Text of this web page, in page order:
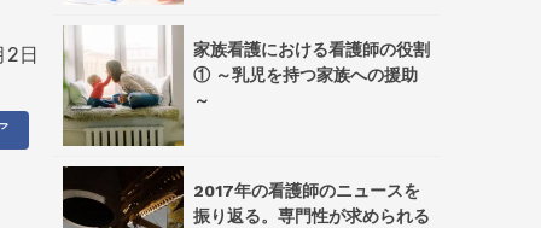
2日
家族看護における看護師の役割
① ～乳児を持つ家族への援助
～
2017年の看護師のニュースを
振り返る。専門性が求められる